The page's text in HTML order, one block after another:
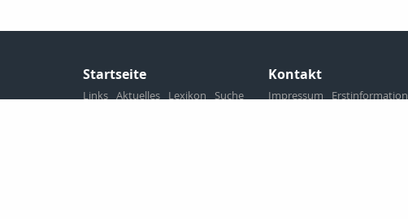
Startseite
Links Aktuelles Lexikon
Suche
Kontakt
Impressum
Erstinformation